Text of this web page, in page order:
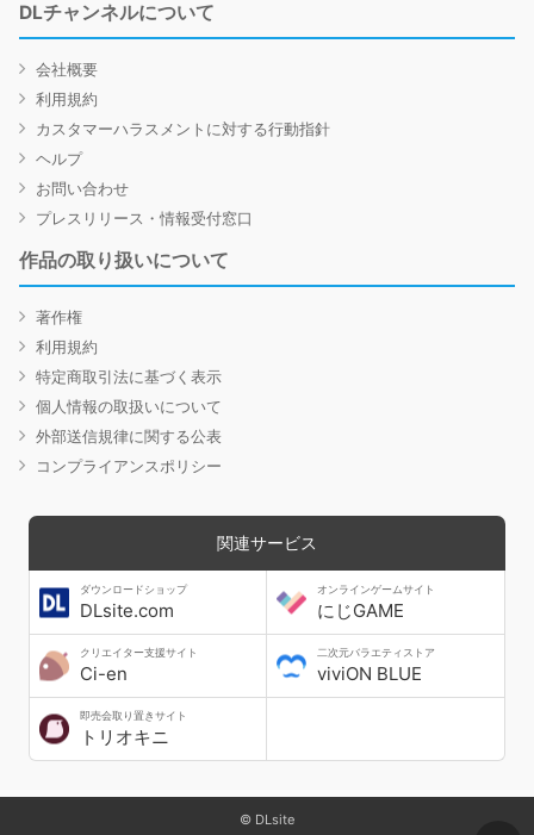
DLチャンネルについて
会社概要
利用規約
カスタマーハラスメントに対する行動指針
ヘルプ
お問い合わせ
プレスリリース・情報受付窓口
作品の取り扱いについて
著作権
利用規約
特定商取引法に基づく表示
個人情報の取扱いについて
外部送信規律に関する公表
コンプライアンスポリシー
関連サービス
ダウンロードショップ
DLsite.com
オンラインゲームサイト
にじGAME
クリエイター支援サイト
Ci-en
二次元バラエティストア
viviON BLUE
即売会取り置きサイト
トリオキニ
© DLsite